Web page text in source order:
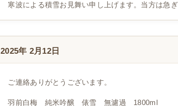
寒波による積雪お見舞い申し上げます。当方は急
2025年 2月12日
ご連絡ありがとうございます。
羽前白梅 純米吟醸 俵雪 無濾過 1800ml